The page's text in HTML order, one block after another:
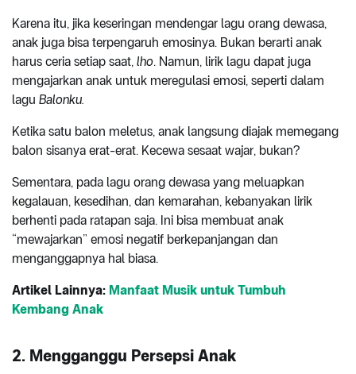
Karena itu, jika keseringan mendengar lagu orang dewasa,
anak juga bisa terpengaruh emosinya. Bukan berarti anak
harus ceria setiap saat, lho. Namun, lirik lagu dapat juga
mengajarkan anak untuk meregulasi emosi, seperti dalam
lagu Balonku.
Ketika satu balon meletus, anak langsung diajak memegang
balon sisanya erat-erat. Kecewa sesaat wajar, bukan?
Sementara, pada lagu orang dewasa yang meluapkan
kegalauan, kesedihan, dan kemarahan, kebanyakan lirik
berhenti pada ratapan saja. Ini bisa membuat anak
“mewajarkan” emosi negatif berkepanjangan dan
menganggapnya hal biasa.
Artikel Lainnya: Manfaat Musik untuk Tumbuh
Kembang Anak
2. Mengganggu Persepsi Anak